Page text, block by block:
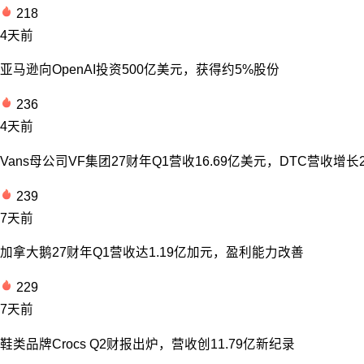
218
4天前
亚马逊向OpenAI投资500亿美元，获得约5%股份
236
4天前
Vans母公司VF集团27财年Q1营收16.69亿美元，DTC营收增长
239
7天前
加拿大鹅27财年Q1营收达1.19亿加元，盈利能力改善
229
7天前
鞋类品牌Crocs Q2财报出炉，营收创11.79亿新纪录